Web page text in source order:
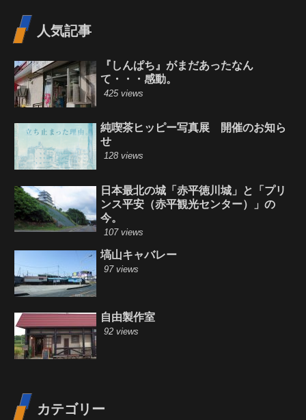
人気記事
『しんぱち』がまだあったなん
て・・・感動。
425 views
純喫茶ヒッピー写真展 開催のお知ら
せ
128 views
日本最北の城「赤平徳川城」と「プリ
ンス平安（赤平観光センター）」の
今。
107 views
塙山キャバレー
97 views
自由製作室
92 views
カテゴリー